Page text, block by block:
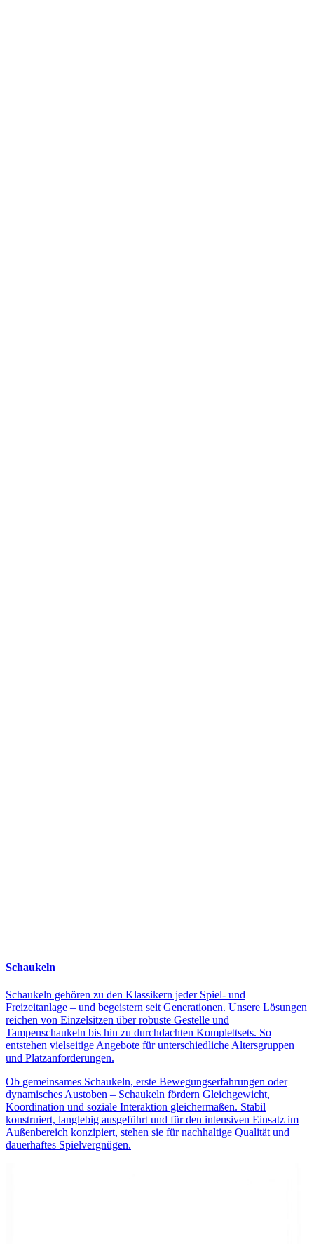
Schaukeln
Schaukeln gehören zu den Klassikern jeder Spiel- und
Freizeitanlage – und begeistern seit Generationen. Unsere Lösungen
reichen von Einzelsitzen über robuste Gestelle und
Tampenschaukeln bis hin zu durchdachten Komplettsets. So
entstehen vielseitige Angebote für unterschiedliche Altersgruppen
und Platzanforderungen.
Ob gemeinsames Schaukeln, erste Bewegungserfahrungen oder
dynamisches Austoben – Schaukeln fördern Gleichgewicht,
Koordination und soziale Interaktion gleichermaßen. Stabil
konstruiert, langlebig ausgeführt und für den intensiven Einsatz im
Außenbereich konzipiert, stehen sie für nachhaltige Qualität und
dauerhaftes Spielvergnügen.